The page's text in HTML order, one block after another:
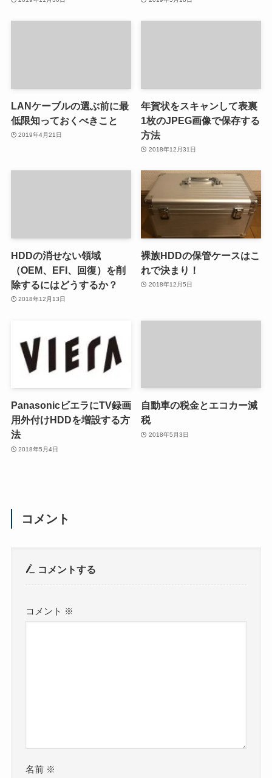
LANケーブルの選ぶ前に最
低限知っておくべきこと
2019年4月21日
年賀状をスキャンして表裏
1枚のJPEG画像で保存する
方法
2018年12月31日
HDDの消せない領域
（OEM、EFI、回復）を削
除するにはどうするか？
2018年12月13日
裸族HDDの保管ケースはこ
れで決まり！
2018年12月5日
PanasonicビエラにTV録画
用外付けHDDを増設する方
法
2018年5月4日
自動車の税金とエコカー減
税
2018年5月3日
コメント
コメントする
コメント ※
名前 ※